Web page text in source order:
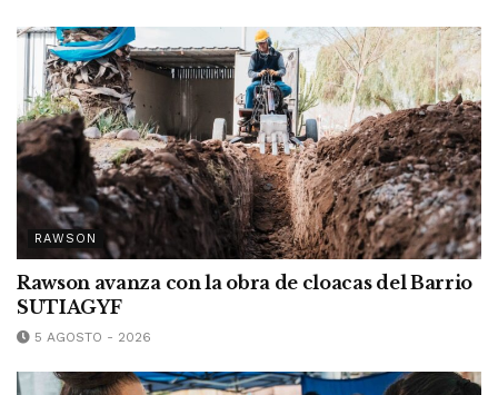
RAWSON
Rawson avanza con la obra de cloacas del Barrio
SUTIAGYF
5 AGOSTO - 2026